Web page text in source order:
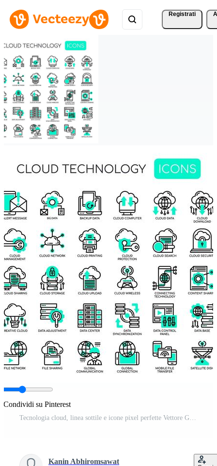
Registrati
Condividi su Pinterest
Tecnologia cloud, linea sottile e icone pixel perfette Vettore Gratuito
Kanin Abhiromsawat